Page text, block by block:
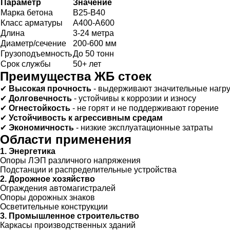
Параметр
Значение
Марка бетона
В25-В40
Класс арматуры
А400-А600
Длина
3-24 метра
Диаметр/сечение
200-600 мм
ГрузоподъемностьДо 50 тонн
Срок службы
50+ лет
Преимущества ЖБ стоек
✔ Высокая прочность - выдерживают значительные
✔ Долговечность - устойчивы к коррозии и износу
✔ Огнестойкость - не горят и не поддерживают горение
✔ Устойчивость к агрессивным средам
✔ Экономичность - низкие эксплуатационные затраты
Области применения
1. Энергетика
Опоры ЛЭП различного напряжения
Подстанции и распределительные устройства
2. Дорожное хозяйство
Ограждения автомагистралей
Опоры дорожных знаков
Осветительные конструкции
3. Промышленное строительство
Каркасы производственных зданий